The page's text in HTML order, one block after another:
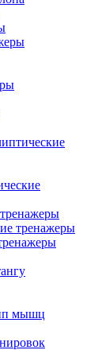
тренажеры
мышц